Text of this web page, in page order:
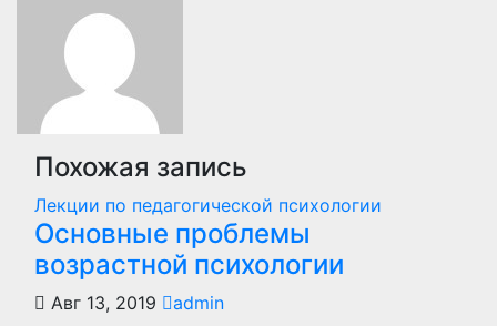
Похожая запись
Лекции по педагогической психологии
Основные проблемы
возрастной психологии
Авг 13, 2019
admin